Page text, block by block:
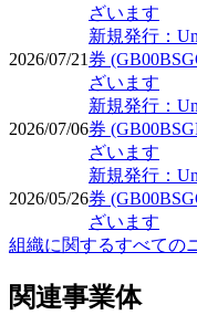
ざいます
2026/07/21
新規発行：
券
ざいます
2026/07/06
新規発行：
券
ざいます
2026/05/26
新規発行：
券
ざいます
組織に関するすべての
関連事業体